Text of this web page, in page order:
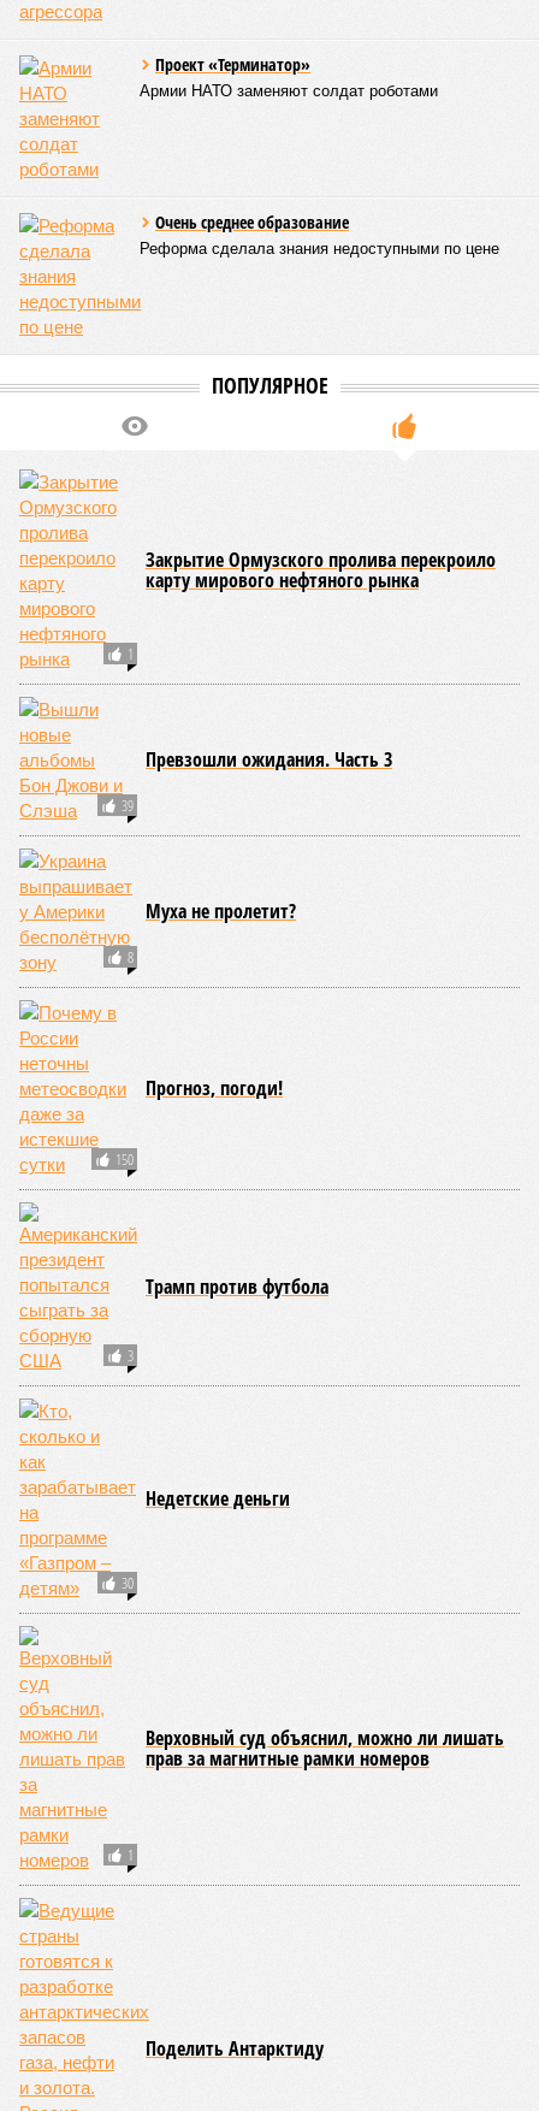
доходы от эксплуатации путей будут делиться плюс-
(74% – Вашингтону, 26% – Еревану).
Мирослава Регинская, публицист
– Довольно вероятным представляется вариант
развития событий, при котором после ухода РЖД
спонсора. Вряд ли Пашинян стал бы провоцировать
РЖД совсем без гарантий. В сущности, это очередной
и привычный уже «слив» России бывшими союзниками.
Потерянные нами сателлиты ищут и обретают
новых хозяев, и никакая благодарность или даже
подаренная от щедрот Российского государства
значительная выгода их в этом не могут остановить.
Юрий Баранчик, политолог
– Понятно, почему Пашинян хочет отжать актив
РЖД – в отместку за закрытие российских рынков. Ну
и вообще, чтобы ничего российского в стране не
осталось. Вместе с тем, если маленький Пашинян
отожмёт актив большой РЖД в маленькой Армении,
то о какой результативной внешней политике России
можно будет говорить в принципе?
Отредактировано:08.08.2026 17:00
Финляндии
отказался признать
Россию угрозой для
Европы
КОММЕНТАРИИ
Новости smi2.ru
Версия Конфликт
«Сказочного леса» пайщики ЖК «Станция Л» продолжают ждать от
компании Capital Group начала реальной достройки
В нескольких станциях от уже сданного «Сказочного
леса» пайщики ЖК «Станция Л» продолжают ждать от
компании Capital Group начала реальной достройки
«Станция ожидания» для дольщиков
В нескольких станциях от уже сданного «Сказочного леса» пайщики ЖК
«Станция Л» продолжают ждать от компании Capital Group начала
реальной достройки (изображение сгенерировано ИИ)
Пока в Ярославском районе СВАО дольщики «Сказочного леса»
уже получают ключи – в мае 2026 года были получены
заключение о соответствии проектной документации и
разрешение на ввод жилищного комплекса в эксплуатацию –
совсем недалеко, в паре станций метро южнее, на Люблинской
улице, картина, можно сказать, прямо противоположная.
Сюжет:Недвижимость
ЖК «Светлый мир «Станция Л»: та же группа компаний-
банкрот Seven Suns Development, та же
схема достройки через Capital Group осенью 2024 года, но
за прошедшие два года результатов, по словам дольщиков,
практически не видно. Поинформациииз профильных
порталов, первую очередь ЖК строители обещают сдать к
декабрю 2026 г., вторую – к марту 2028-го. Но никто при
этом из кураторов стройки не задается вопросом: как эти
сроки должны материализоваться? На строительной
площадке, по свидетельствам дольщиков, регулярно
бывающих у забора, какая-либо техника отсутствует. Ни
бетононасосов, ни работающих кранов, ни признаков
мобилизации подрядчиков. При том, что до «декабря 2026»
осталось менее полугода.
Если в «Сказочном лесу» техзаказчик публично
отчитывался о поэтапной готовности – 90%, затем 97%, с
конкретными инженерными работами (усиление
монолитных конструкций, устранение проектных ошибок) –